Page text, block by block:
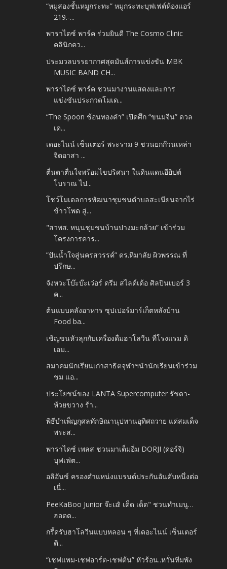
“หมูสองชั้นหมูกระทะ” หมูกระทะบุฟเฟต์ห้องแอร์
219.-...
พาราไดซ์ พาร์ค ร่วมยินดี The Cosmo Clinic
คลินิกคว...
ประมวลบรรยากาศสุดมันส์การแข่งขัน MBK
MUSIC BAND CH...
พาราไดซ์ พาร์ค ชวนมางานแสดงและการ
แข่งขันประกวดโมเด...
“The Spoon ช้อนทองคำ” เปิดศึก “ขนมจีน” ดวล
เด...
เดอะไนน์ เซ็นเตอร์ พระราม 9 ชวนยกก๊วนเหล่า
จิตอาสา ...
ตื่นตาตื่นใจพร้อมไขปริศนา ในดินแดนอียิปต์
โบราณ ไป...
โชว์โมเดลการพัฒนาชุมชนตำบลสะเนียนจากไร่
ข้าวโพด สู่...
"สวพส. หนุนชุมชนบ้านปางมะกล้วย” เข้าร่วม
โครงการคาร...
”ปันน้ำใจสู่นครสวรรค์” ดร.หิมาลัย ผิวพรรณ ที่
ปรึกษ...
จังหวะโบ๊ะบ๊ะเว่อร์ ดรีม สไลด์เด้อ ศิลปินเบอร์ 3
ค...
ต้นแบบคลังอาหาร ซุปเปอร์มาร์เก็ตหลังบ้าน
Food ba...
เชิญขนหัวลุกกับเครื่องดื่มฮาโลวีน ที่โรงแรม ดิ
เอม...
สมาคมนักเรียนเก่าสาธิตจุฬาฯนำนักเรียนเข้าร่วม
ชม แอ...
ประโยชน์ของ LANTA Supercomputer รัชดา-
ห้วยขวาง ร้า...
พิธีบำเพ็ญกุศลทักษิณานุปทานอุทิศถวาย แด่สมเด็จ
พระส...
พาราไดซ์ เพลส ชวนมาเต็มอิ่ม DORJI (ดอร์จิ)
บุฟเฟ่ต...
อลิอันซ์ ครองตำแหน่งแบรนด์ประกันอันดับหนึ่งต่อ
เนื่...
PeeKaBoo Junior จ๊ะเอ๋! เด็ด เด็ด" ชวนทำเมนู…
ฮอตด...
กรี้ดรับฮาโลวีนแบบหลอน ๆ ที่เดอะไนน์ เซ็นเตอร์
ติ...
“เชฟแพม-เชฟอาร์ต-เชฟต้น” หัวร้อน..หวั่นทีมพัง